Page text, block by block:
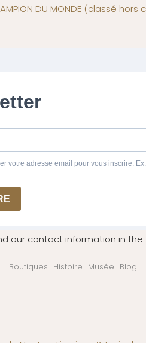
DU MONDE (classé hors
our contact information in
Boutiques Histoire Musée Blog